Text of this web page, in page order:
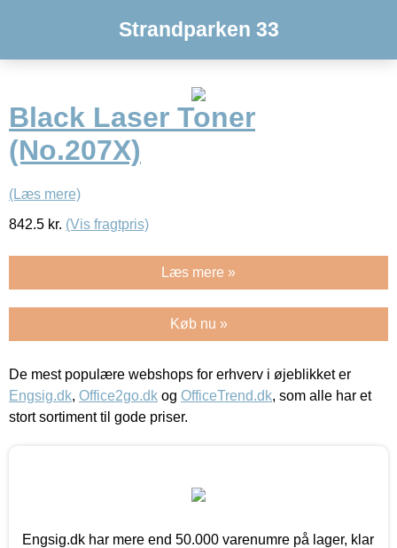
Strandparken 33
Black Laser Toner
(No.207X)
(Læs mere)
842.5 kr. (Vis fragtpris)
Læs mere »
Køb nu »
De mest populære webshops for erhverv i øjeblikket er
Engsig.dk, Office2go.dk og OfficeTrend.dk, som alle har et
stort sortiment til gode priser.
Engsig.dk har mere end 50.000 varenumre på lager, klar